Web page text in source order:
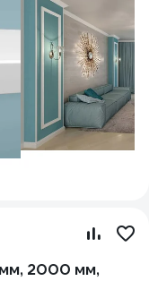
мм, 2000 мм,